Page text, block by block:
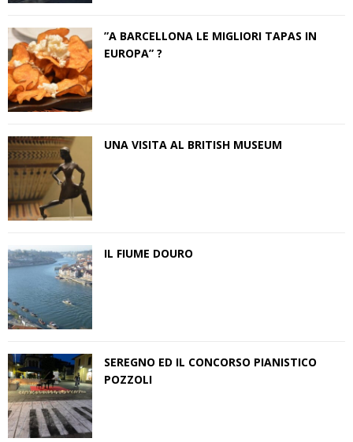
”A BARCELLONA LE MIGLIORI TAPAS IN
EUROPA” ?
UNA VISITA AL BRITISH MUSEUM
IL FIUME DOURO
SEREGNO ED IL CONCORSO PIANISTICO
POZZOLI